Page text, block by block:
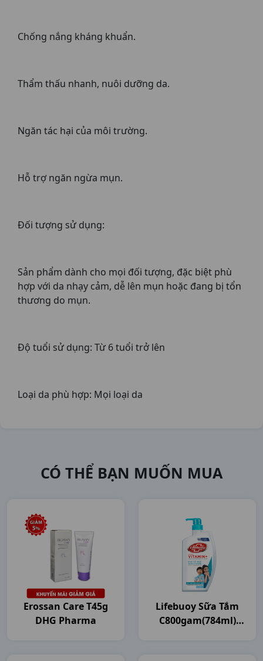
Chống nắng kháng khuẩn.
Thẩm thấu nhanh, nuôi dưỡng da.
Ngăn tác hại của môi trường.
Hỗ trợ ngăn ngừa mụn.
Đối tượng sử dụng:
Sản phẩm dành cho mọi đối tượng, đặc biệt phù
hợp với da nhạy cảm, dễ lên mụn hoặc đang bị tổn
thương do mụn.
Độ tuổi sử dụng: Từ 6 tuổi trở lên
Loại da phù hợp: Mọi loại da
CÓ THỂ BẠN MUỐN MUA
Erossan Care T45g
DHG Pharma
Lifebuoy Sữa Tắm
C800gam(784ml)